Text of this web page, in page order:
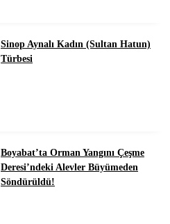
Sinop Aynalı Kadın (Sultan Hatun)
Türbesi
Boyabat’ta Orman Yangını Çeşme
Deresi’ndeki Alevler Büyümeden
Söndürüldü!